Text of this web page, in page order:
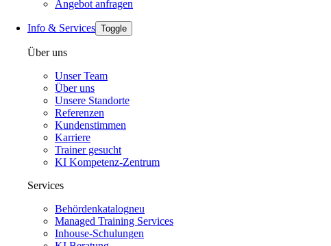
Angebot anfragen
Info & Services Toggle
Über uns
Unser Team
Über uns
Unsere Standorte
Referenzen
Kundenstimmen
Karriere
Trainer gesucht
KI Kompetenz-Zentrum
Services
Behördenkatalogneu
Managed Training Services
Inhouse-Schulungen